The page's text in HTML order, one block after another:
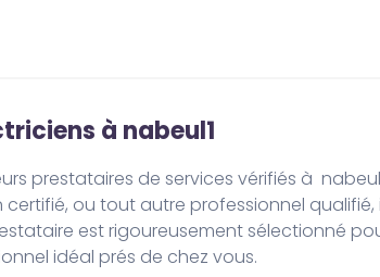
à nabeul1
ou tout autre professionnel
est rigoureusement sélectionné
idéal prés de chez vous.